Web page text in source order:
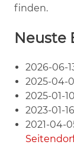
finden.
Neuste
2026-06-
2025-04-
2025-01-
2023-01-
2021-04-